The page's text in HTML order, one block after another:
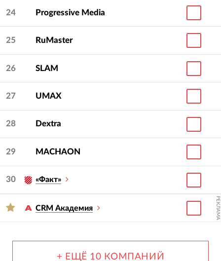
24 Progressive Media
25 RuMaster
26 SLAM
27 UMAX
28 Dextra
29 MACHAON
30 «Факт»
CRM Академия РЕКЛАМА
+ ЕЩЁ 10 КОМПАНИЙ